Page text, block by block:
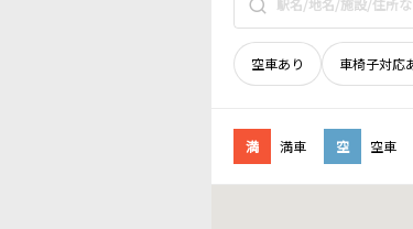
空車あり 車椅子対応
満 満車 空 空車